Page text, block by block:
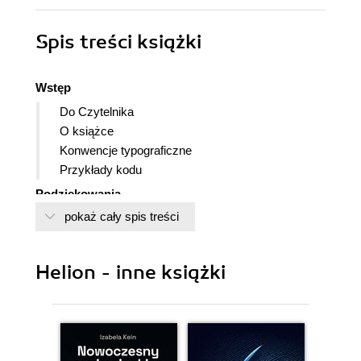
Spis treści książki
Wstęp
Do Czytelnika
O książce
Konwencje typograficzne
Przykłady kodu
Podziękowania
Rozdział 1. Wprowadzenie do Javy
1.2. Słowa klucze białej księgi Javy
1.2.2. Obiektowość
1.2.3. Sieciowość
1.2.4. Niezawodność
pokaż cały spis treści
Helion - inne książki